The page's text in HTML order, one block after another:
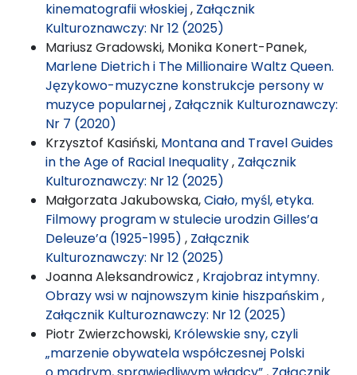
kinematografii włoskiej, Załącznik
Kulturoznawczy: Nr 12 (2025)
Mariusz Gradowski, Monika Konert-Panek,
Marlene Dietrich i The Millionaire Waltz Queen.
Językowo-muzyczne konstrukcje persony w
muzyce popularnej, Załącznik Kulturoznawczy:
Nr 7 (2020)
Krzysztof Kasiński, Montana and Travel Guides
in the Age of Racial Inequality, Załącznik
Kulturoznawczy: Nr 12 (2025)
Małgorzata Jakubowska,Ciało, myśl, etyka.
Filmowy program w stulecie urodzin Gilles’a
Deleuze’a (1925-1995) , Załącznik
Kulturoznawczy: Nr 12 (2025)
Joanna Aleksandrowicz , Krajobraz intymny.
Obrazy wsi w najnowszym kinie hiszpańskim,
Załącznik Kulturoznawczy: Nr 12 (2025)
Piotr Zwierzchowski, Królewskie sny, czyli
„marzenie obywatela współczesnej Polski